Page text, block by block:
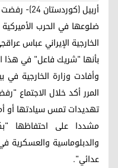
أربيل
ضلوعها في الحرب الأميركية
الخارجية الإيراني عباس
بأنها "شريك فاعل" في هذا
وأفادت وزارة الخارجية في
المرر أكد خلال الاجتماع
تهديدات تمس سيادتها أو
مشددا على احتفاظها
والدبلوماسية والعسكرية
عدائي".